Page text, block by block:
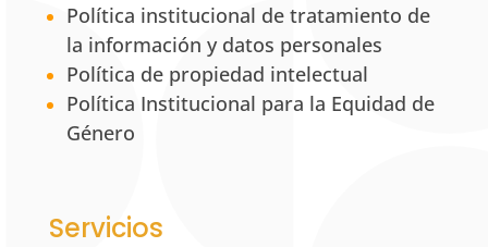
Política institucional de tratamiento de
la información y datos personales
Política de propiedad intelectual
Política Institucional para la Equidad de
Género
Servicios